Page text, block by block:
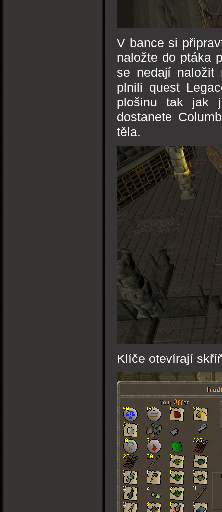
V bance si
naložte do ptáka
se nedají naložit
plnili quest
plošinu tak jak
dostanete
těla.
Klíče otevírají